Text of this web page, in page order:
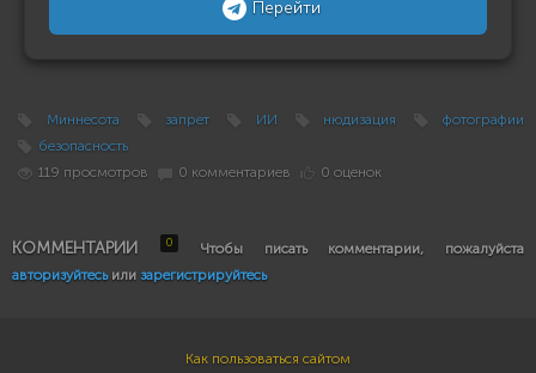
Перейти
Миннесота запрет ИИ нюдизация
фотографии
безопасность
119 просмотров
0 комментариев 0 оценок
КОММЕНТАРИИ 0
Чтобы писать комментарии, пожалуйста
авторизуйтесьили зарегистрируйтесь
Как пользоваться сайтом